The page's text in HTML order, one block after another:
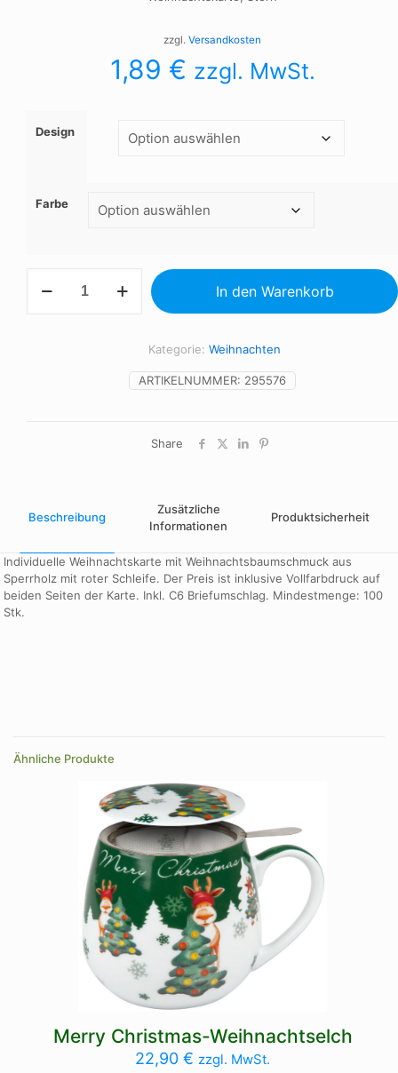
zzgl. Versandkosten
1,89 € zzgl. MwSt.
Design
Farbe
Stern
In den Warenkorb
ARTIKELNUMMER: 295576
Kategorie: Weihnachten
Share
Beschreibung
Zusätzliche
Informationen
Produktsicherheit
Individuelle Weihnachtskarte mit Weihnachtsbaumschmuck aus
Sperrholz mit roter Schleife. Der Preis ist inklusive Vollfarbdruck auf
beiden Seiten der Karte. Inkl. C6 Briefumschlag. Mindestmenge: 100
Stk.
Ähnliche Produkte
Merry Christmas-Weihnachtselch
22,90€ zzgl. MwSt.